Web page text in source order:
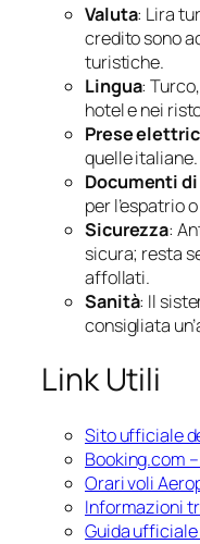
Valuta: Lira
credito sono
turistiche.
Lingua:
hotel e nei
Prese
quelle italiane.
Documenti
per l’espatrio
Sicurezza:
sicura; resta
affollati.
Sanità: Il
consigliata
Link Utili
Sito ufficiale
Booking.com
Orari voli
Informazioni
Guida